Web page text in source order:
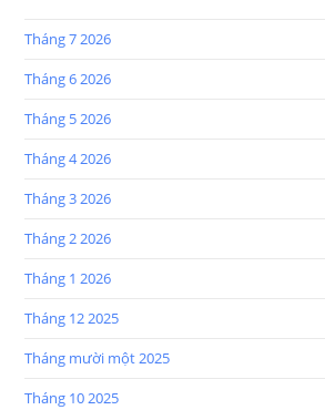
Tháng 7 2026
Tháng 6 2026
Tháng 5 2026
Tháng 4 2026
Tháng 3 2026
Tháng 2 2026
Tháng 1 2026
Tháng 12 2025
Tháng mười một 2025
Tháng 10 2025